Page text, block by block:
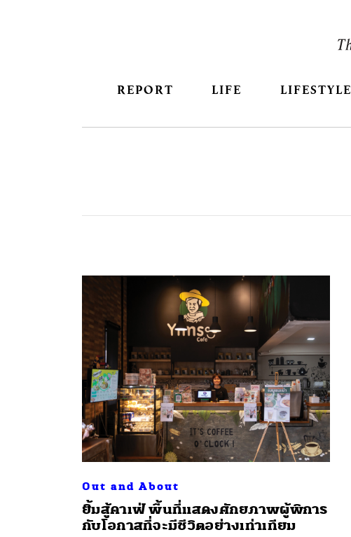
REPORT LIFE LIFESTYLE
Out and About
ยิ้มสู้คาเฟ่ พื้นที่แสดงศักยภาพผู้พิการ
กับโอกาสที่จะมีชีวิตอย่างเท่าเทียม